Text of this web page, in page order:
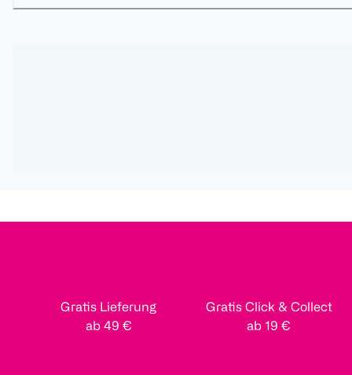
Gratis Lieferung
ab 49 €
Gratis Click & Collect
ab 19 €